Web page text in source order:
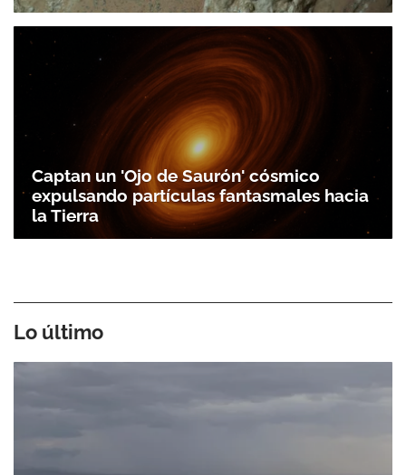
Captan un 'Ojo de Saurón' cósmico
expulsando partículas fantasmales hacia
la Tierra
Lo último